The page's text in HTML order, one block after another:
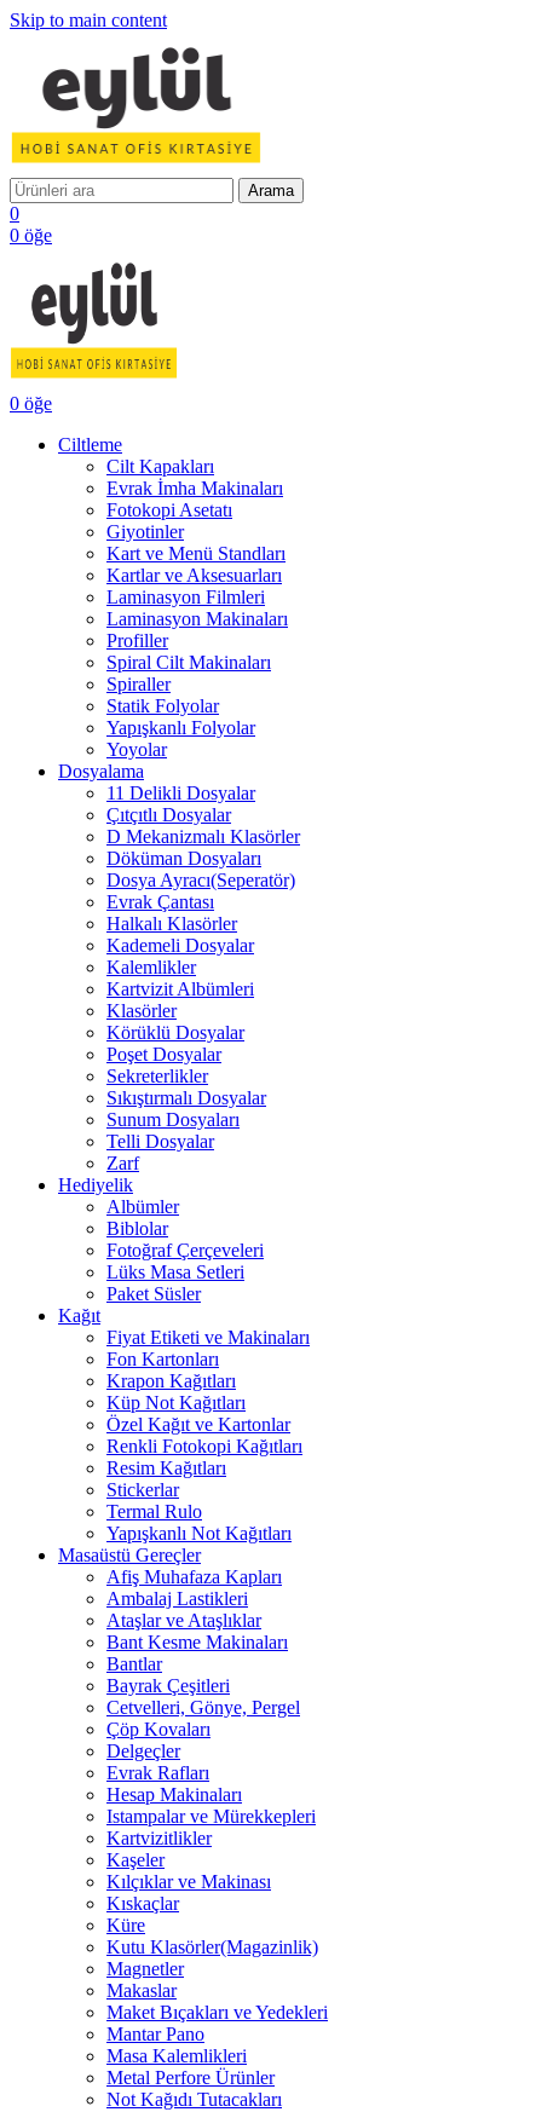
Skip to main content
Arama
0
0 öğe
0 öğe
Ciltleme
Cilt Kapakları
Evrak İmha Makinaları
Fotokopi Asetatı
Giyotinler
Kart ve Menü Standları
Kartlar ve Aksesuarları
Laminasyon Filmleri
Laminasyon Makinaları
Profiller
Spiral Cilt Makinaları
Spiraller
Statik Folyolar
Yapışkanlı Folyolar
Yoyolar
Dosyalama
11 Delikli Dosyalar
Çıtçıtlı Dosyalar
D Mekanizmalı Klasörler
Döküman Dosyaları
Dosya Ayracı(Seperatör)
Evrak Çantası
Halkalı Klasörler
Kademeli Dosyalar
Kalemlikler
Kartvizit Albümleri
Klasörler
Körüklü Dosyalar
Poşet Dosyalar
Sekreterlikler
Sıkıştırmalı Dosyalar
Sunum Dosyaları
Telli Dosyalar
Zarf
Hediyelik
Albümler
Biblolar
Fotoğraf Çerçeveleri
Lüks Masa Setleri
Paket Süsler
Kağıt
Fiyat Etiketi ve Makinaları
Fon Kartonları
Krapon Kağıtları
Küp Not Kağıtları
Özel Kağıt ve Kartonlar
Renkli Fotokopi Kağıtları
Resim Kağıtları
Stickerlar
Termal Rulo
Yapışkanlı Not Kağıtları
Masaüstü Gereçler
Afiş Muhafaza Kapları
Ambalaj Lastikleri
Ataşlar ve Ataşlıklar
Bant Kesme Makinaları
Bantlar
Bayrak Çeşitleri
Cetvelleri, Gönye, Pergel
Çöp Kovaları
Delgeçler
Evrak Rafları
Hesap Makinaları
Istampalar ve Mürekkepleri
Kartvizitlikler
Kaşeler
Kılçıklar ve Makinası
Kıskaçlar
Küre
Kutu Klasörler(Magazinlik)
Magnetler
Makaslar
Maket Bıçakları ve Yedekleri
Mantar Pano
Masa Kalemlikleri
Metal Perfore Ürünler
Not Kağıdı Tutacakları